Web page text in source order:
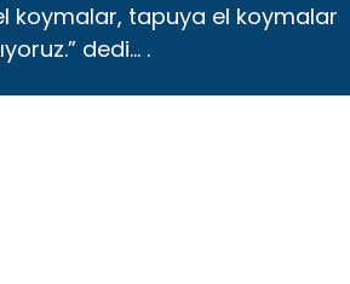
koymalar, tapuya el koymalar
dedi... .